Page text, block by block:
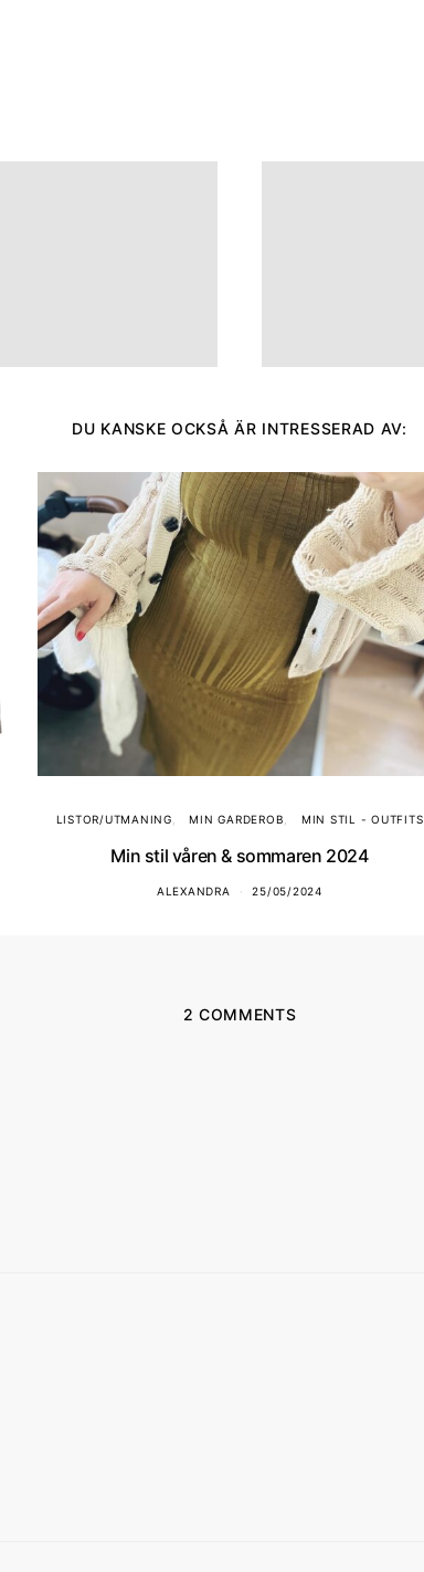
DU KANSKE OCKSÅ ÄR INTRESSERAD AV:
LISTOR/UTMANING MIN GARDEROB MIN STIL - OUTFITS
Min stil våren & sommaren 2024
ALEXANDRA 25/05/2024
2 COMMENTS